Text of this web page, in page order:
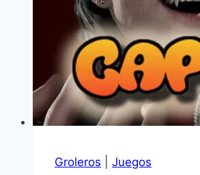
Groleros Juegos